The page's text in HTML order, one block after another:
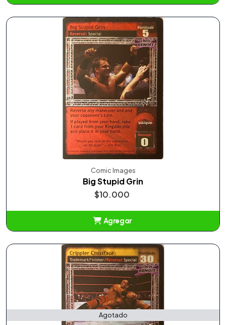
Comic Images
Big Stupid Grin
$10.000
Agregar
Agotado